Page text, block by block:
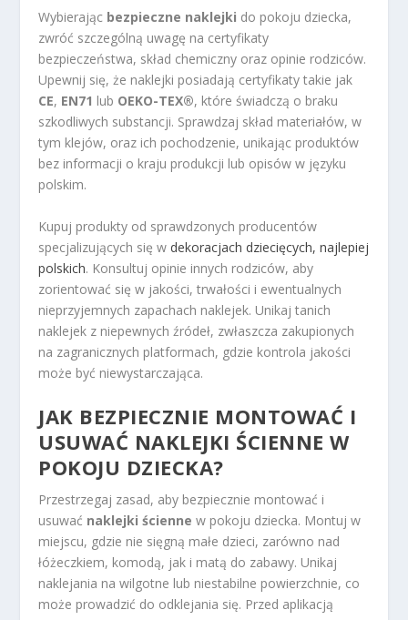
Wybierając bezpieczne naklejki do pokoju dziecka,
zwróć szczególną uwagę na certyfikaty
bezpieczeństwa, skład chemiczny oraz opinie rodziców.
Upewnij się, że naklejki posiadają certyfikaty takie jak
CE, EN71 lub OEKO-TEX®, które świadczą o braku
szkodliwych substancji. Sprawdzaj skład materiałów, w
tym klejów, oraz ich pochodzenie, unikając produktów
bez informacji o kraju produkcji lub opisów w języku
polskim.
Kupuj produkty od sprawdzonych producentów
specjalizujących się w dekoracjach dziecięcych, najlepiej
polskich. Konsultuj opinie innych rodziców, aby
zorientować się w jakości, trwałości i ewentualnych
nieprzyjemnych zapachach naklejek. Unikaj tanich
naklejek z niepewnych źródeł, zwłaszcza zakupionych
na zagranicznych platformach, gdzie kontrola jakości
może być niewystarczająca.
JAK BEZPIECZNIE MONTOWAĆ I
USUWAĆ NAKLEJKI ŚCIENNE W
POKOJU DZIECKA?
Przestrzegaj zasad, aby bezpiecznie montować i
usuwać naklejki ścienne w pokoju dziecka. Montuj w
miejscu, gdzie nie sięgną małe dzieci, zarówno nad
łóżeczkiem, komodą, jak i matą do zabawy. Unikaj
naklejania na wilgotne lub niestabilne powierzchnie, co
może prowadzić do odklejania się. Przed aplikacją